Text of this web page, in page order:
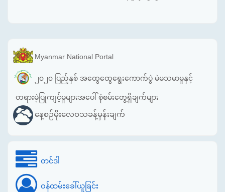
Myanmar National Portal
၂၀၂၀ ပြည့်နှစ် အထွေထွေရွေးကောက်ပွဲ မဲမသမာမှုနှင့်
တရားမဲ့ပြုကျင့်မှုများအပေါ် စုံစမ်းတွေ့ရှိချက်များ
နေ့စဉ်မိုးလေဝသခန့်မှန်းချက်
တင်ဒါ
ဝန်ထမ်းခေါ်ယူခြင်း